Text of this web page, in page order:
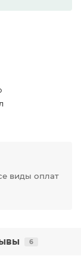
виды оплат
6